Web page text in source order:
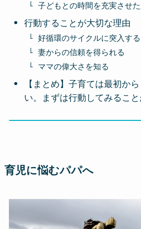
子どもとの時間を充実させ
行動することが大切な理由
好循環のサイクルに突入する
妻からの信頼を得られる
ママの偉大さを知る
【まとめ】子育ては最初か
い。まずは行動してみること
育児に悩むパパへ